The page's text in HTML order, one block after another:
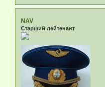
NAV
Старший лейтенант